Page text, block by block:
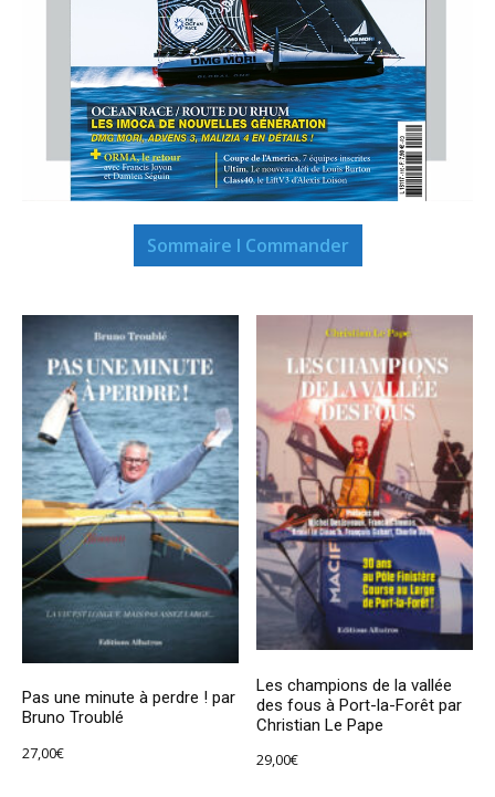
Sommaire I Commander
Pas une minute à perdre ! par
Bruno Troublé
27,00€
Les champions de la vallée
des fous à Port-la-Forêt par
Christian Le Pape
29,00€